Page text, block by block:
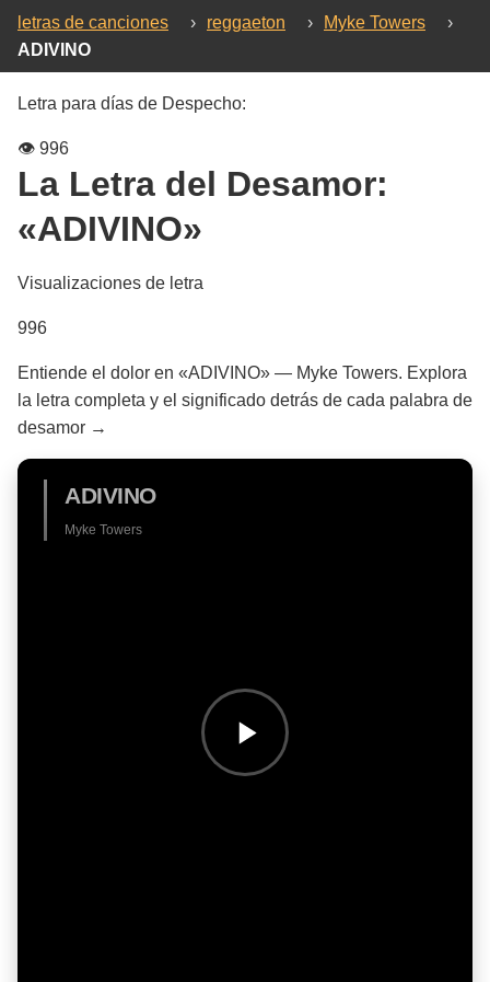
letras de canciones › reggaeton › Myke Towers
›
ADIVINO
Letra para días de Despecho:
👁️ 996
La Letra del Desamor:
«ADIVINO»
Visualizaciones de letra
996
Entiende el dolor en «ADIVINO» — Myke Towers. Explora
la letra completa y el significado detrás de cada palabra de
desamor →
ADIVINO
Myke Towers